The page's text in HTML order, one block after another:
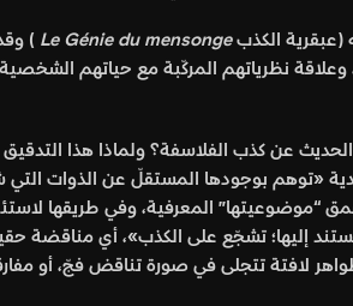
Le Génie du mensonge
)
نظرياتهم المركّبة مع حياتهم
الحديث عن كذب الفلاسفة؟ ولماذا هذا
«توهم بوجودها المستقلّ عن الذوات التي
“موضوعيتها” المعرفية، وفي طريقها
إليها؛ تشجّع على الكذب»، أي مناقضة
لافتة تتجلى في صورة تناقض فجّ، أو